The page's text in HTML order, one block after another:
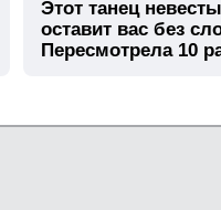
Этот танец невесты
оставит вас без
Пересмотрела 10